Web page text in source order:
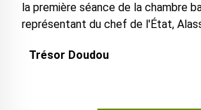
la première séance de la chambre
représentant du chef de l'État,
Trésor Doudou